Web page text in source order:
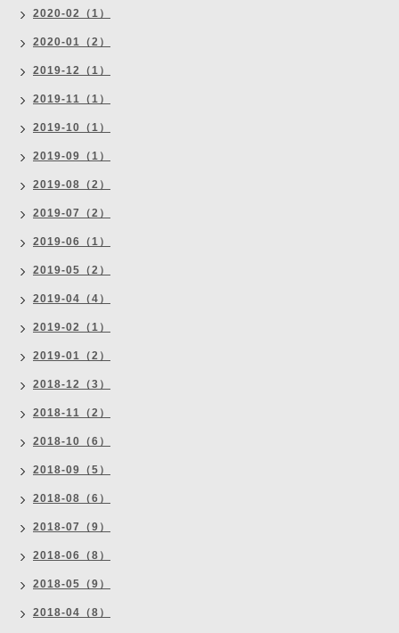
2020-02（1）
2020-01（2）
2019-12（1）
2019-11（1）
2019-10（1）
2019-09（1）
2019-08（2）
2019-07（2）
2019-06（1）
2019-05（2）
2019-04（4）
2019-02（1）
2019-01（2）
2018-12（3）
2018-11（2）
2018-10（6）
2018-09（5）
2018-08（6）
2018-07（9）
2018-06（8）
2018-05（9）
2018-04（8）